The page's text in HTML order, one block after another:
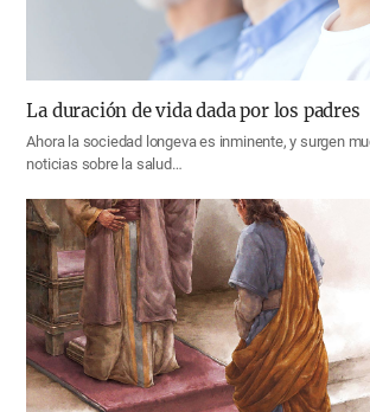
La duración de vida dada por los padres
Ahora la sociedad longeva es inminente, y surgen
noticias sobre la salud…